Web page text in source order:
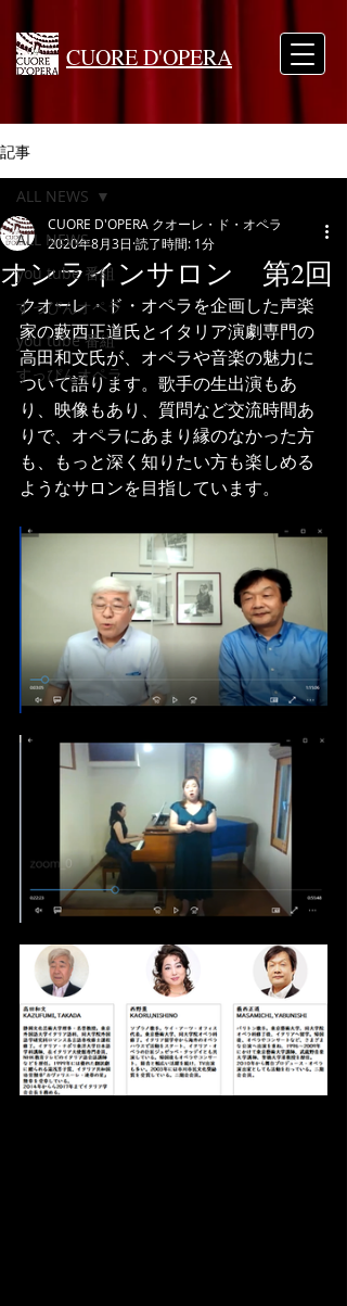
CUORE D'OPERA
記事
ALL NEWS
you tube 番組
すっぴんオペラ
you tube 番組
すっぴんオペラ
ALL NEWS
オンラインサロン 第2回
CUORE D'OPERA クオーレ・ド・オペラ
2020年8月3日 読了時間: 1分
クオーレ・ド・オペラを企画した声楽
家の藪西正道氏とイタリア演劇専門の
高田和文氏が、オペラや音楽の魅力に
ついて語ります。歌手の生出演もあ
り、映像もあり、質問など交流時間あ
りで、オペラにあまり縁のなかった方
も、もっと深く知りたい方も楽しめる
ようなサロンを目指しています。